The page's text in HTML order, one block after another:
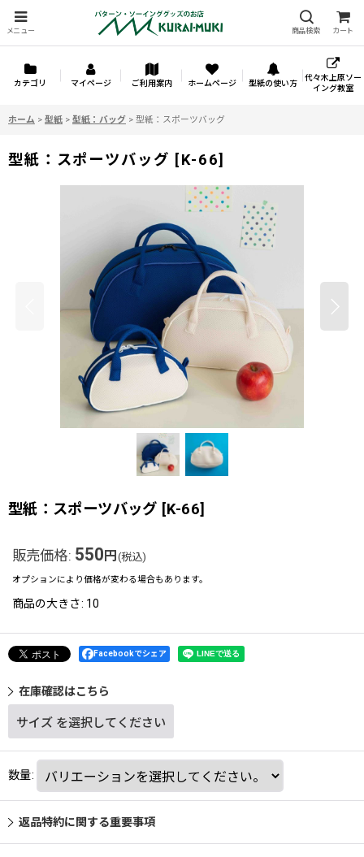
メニュー 商品検索 カート
カテゴリ マイページ ご利用案内 ホームページ 型紙の使い方
代々木上原ソー
イング教室
ホーム > 型紙 > 型紙：バッグ > 型紙：スポーツバッグ
型紙：スポーツバッグ [K-66]
型紙：スポーツバッグ [K-66]
販売価格: 550 円 (税込)
オプションにより価格が変わる場合もあります。
商品の大きさ: 10
Facebookでシェア
在庫確認はこちら
サイズ を選択してください
数量:
返品特約に関する重要事項